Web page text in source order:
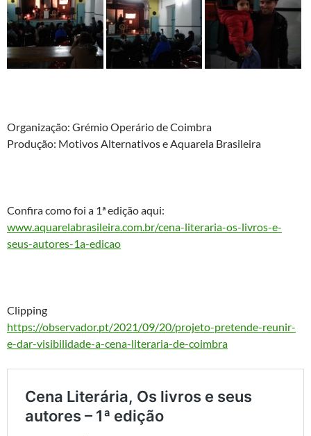
Organização: Grémio Operário de Coimbra
Produção: Motivos Alternativos e Aquarela Brasileira
Confira como foi a 1ª edição aqui:
www.aquarelabrasileira.com.br/cena-literaria-os-livros-e-
seus-autores-1a-edicao
Clipping
https://observador.pt/2021/09/20/projeto-pretende-reunir-
e-dar-visibilidade-a-cena-literaria-de-coimbra